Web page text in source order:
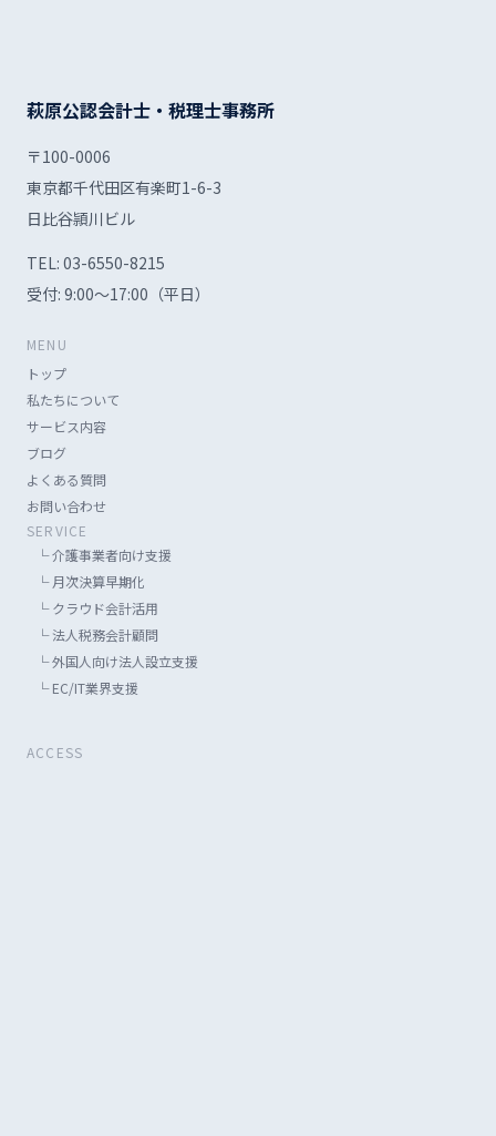
萩原公認会計士・税理士事務所
〒100-0006
東京都千代田区有楽町1-6-3
日比谷頴川ビル
TEL: 03-6550-8215
受付: 9:00〜17:00（平日）
MENU
トップ
私たちについて
サービス内容
ブログ
よくある質問
お問い合わせ
SERVICE
└介護事業者向け支援
└月次決算早期化
└クラウド会計活用
└法人税務会計顧問
└外国人向け法人設立支援
└EC/IT業界支援
ACCESS